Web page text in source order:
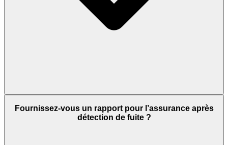
Fournissez-vous un rapport pour l’assurance après
détection de fuite ?